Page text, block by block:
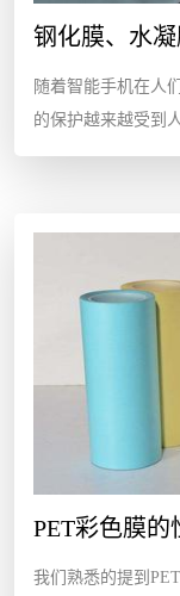
钢化膜、水
随着智能手机在人
的保护越来越受到
PET彩色膜
我们熟悉的提到